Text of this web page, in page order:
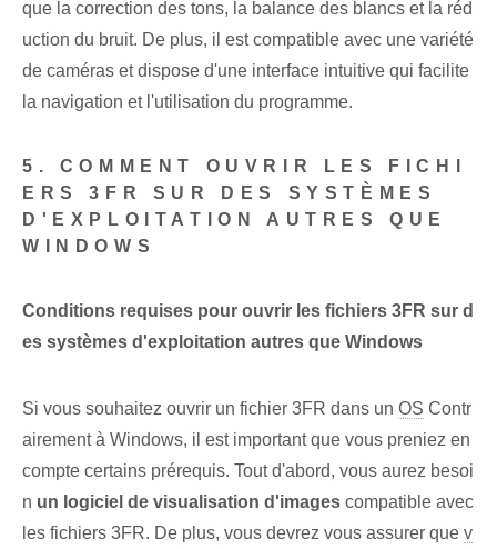
que la correction des tons, la balance des blancs et la réd
uction du bruit. De plus, il est compatible avec une variété
de caméras et dispose d'une interface intuitive qui facilite
la navigation et l'utilisation du programme.
5. COMMENT OUVRIR LES FICHI
ERS 3FR SUR DES SYSTÈMES
D'EXPLOITATION AUTRES QUE
WINDOWS
Conditions requises pour ouvrir les fichiers 3FR sur d
es systèmes d'exploitation autres que Windows
Si vous souhaitez ouvrir un fichier 3FR dans un OS Contr
airement à Windows, il est important que vous preniez en
compte certains prérequis. Tout d'abord, vous aurez besoi
n un logiciel de visualisation d'images compatible avec
les fichiers 3FR. De plus, vous devrez vous assurer que v